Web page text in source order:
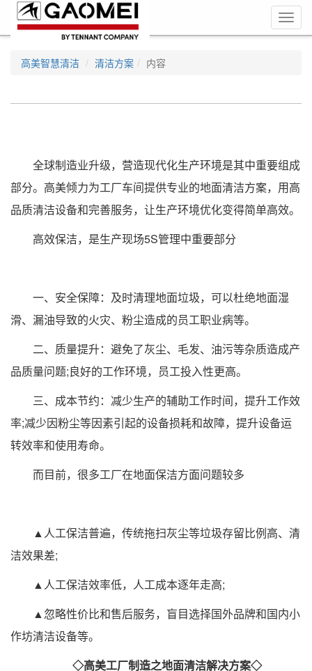
高美智慧清洁 清洁方案 内容
全球制造业升级，营造现代化生产环境是其中重要组成
部分。高美倾力为工厂车间提供专业的地面清洁方案，用高
品质清洁设备和完善服务，让生产环境优化变得简单高效。
高效保洁，是生产现场5S管理中重要部分
一、安全保障：及时清理地面垃圾，可以杜绝地面湿
滑、漏油导致的火灾、粉尘造成的员工职业病等。
二、质量提升：避免了灰尘、毛发、油污等杂质造成产
品质量问题;良好的工作环境，员工投入性更高。
三、成本节约：减少生产的辅助工作时间，提升工作效
率;减少因粉尘等因素引起的设备损耗和故障，提升设备运
转效率和使用寿命。
而目前，很多工厂在地面保洁方面问题较多
▲人工保洁普遍，传统拖扫灰尘等垃圾存留比例高、清
洁效果差;
▲人工保洁效率低，人工成本逐年走高;
▲忽略性价比和售后服务，盲目选择国外品牌和国内小
作坊清洁设备等。
◇高美工厂制造之地面清洁解决方案◇